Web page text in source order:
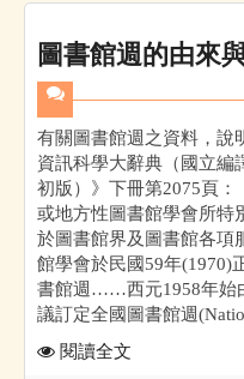
圖書館週的由來
有關圖書館週之資料，說
資訊科學大辭典（國立編
初版）》下冊第2075頁
或地方性圖書館學會所特
於圖書館界及圖書館各
館學會於民國59年(1970)
書館週……西元1958年始
議訂定全國圖書館週
閱讀全文